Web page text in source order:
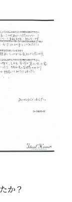
か？